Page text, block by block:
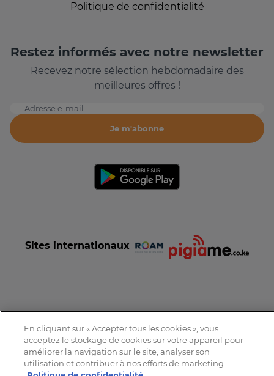
Politique de confidentialité
Restez informés avec notre newsletter
Recevez notre sélection hebdomadaire des
meilleures offres !
Adresse e-mail
Je m'abonne
Sites internationaux
Tous droits réservés © 2016-2026 Expat-Dakar
En cliquant sur « Accepter tous les cookies », vous
acceptez le stockage de cookies sur votre appareil pour
améliorer la navigation sur le site, analyser son
utilisation et contribuer à nos efforts de marketing.